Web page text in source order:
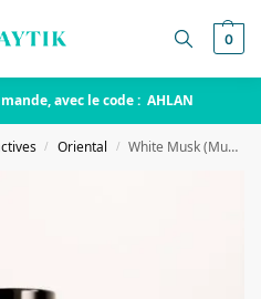
0
avec le code : AHLAN
/ Oriental / White Musk (Musc blanc) – Collection Privée